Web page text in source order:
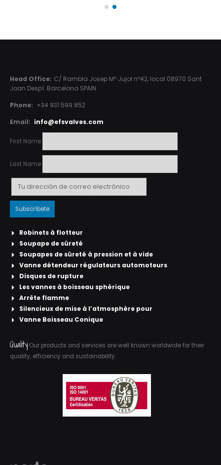
Head Office: C/ Rambla Josep Mº Jujol nº42, local 08970 Sant
Joan Despí. Barcelona SPAIN
Phone: +34 931 599 852
Email: info@efsvalves.com
First Name
Last Name
Robinets à flotteur
Soupape de sûreté
Soupapes de sûreté à pression et à vide
Vanne détendeur régulateurs automoteurs
Disques de rupture
Les vannes à boisseau sphérique
Arrête flamme
Silencieux de mise à l’atmosphère pour
Vanne Boisseau Conique
Quality Our products and services are well known worldwide for their
quality, efficiency and sustainability.